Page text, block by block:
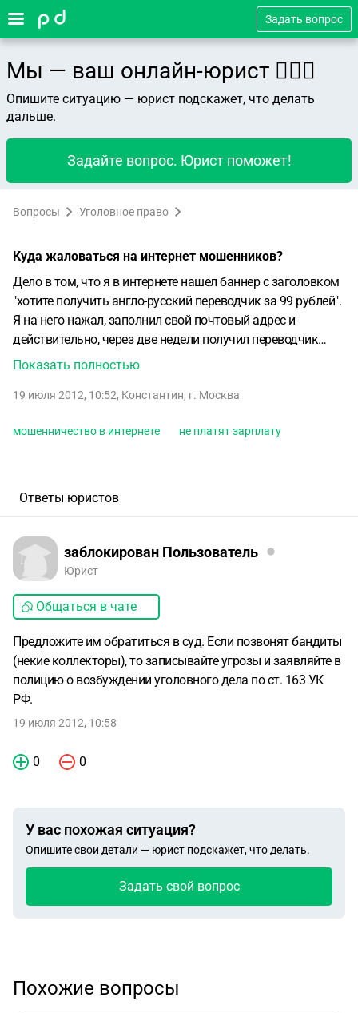
Задать вопрос
Мы — ваш онлайн-юрист 👨🏻‍⚖️
Опишите ситуацию — юрист подскажет, что делать
дальше.
Задайте вопрос. Юрист поможет!
Вопросы Уголовное право
Куда жаловаться на интернет мошенников?
Дело в том, что я в интернете нашел баннер с заголовком
"хотите получить англо-русский переводчик за 99 рублей".
Я на него нажал, заполнил свой почтовый адрес и
действительно, через две недели получил переводчик
наложенным платежом правда уже за 145 рублей. Теперь
получаю счет по почте на 545 рублей, где указано, что
действительно, через неделю приходит второе письмо,
оплатить, что ваш долг будет постоянно расти и, в итоге,
этому доказательство!Куда мне пожаловаться на
мошенников?
Показать полностью
19 июля 2012, 10:52, Константин, г. Москва
мошенничество в интернете не платят зарплату
Ответы юристов
заблокирован Пользователь
Юрист
Общаться в чате
Предложите им обратиться в суд. Если позвонят бандиты
(некие коллекторы), то записывайте угрозы и заявляйте в
полицию о возбуждении уголовного дела по ст. 163 УК
РФ.
19 июля 2012, 10:58
0 0
У вас похожая ситуация?
Опишите свои детали — юрист подскажет, что делать.
Задать свой вопрос
Похожие вопросы